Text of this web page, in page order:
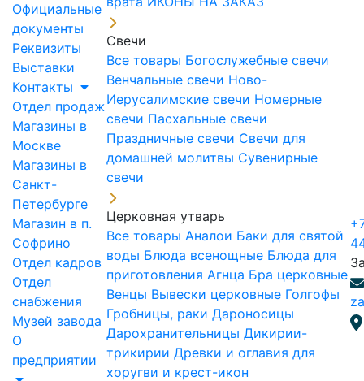
Официальные
документы
Реквизиты
Выставки
Контакты
Отдел продаж
Магазины в
Москве
Магазины в
Санкт-
Петербурге
Магазин в п.
Софрино
Отдел кадров
Отдел
снабжения
Музей завода
О
предприятии
Свечи
Все товары Богослужебные свечи
Венчальные свечи Ново-
Иерусалимские свечи Номерные
свечи Пасхальные свечи
Праздничные свечи Свечи для
домашней молитвы Сувенирные
свечи
Церковная утварь
Все товары Аналои Баки для святой
воды Блюда всенощные Блюда для
приготовления Агнца Бра церковные
Венцы Вывески церковные Голгофы
Гробницы, раки Дароносицы
Дарохранительницы Дикирии-
трикирии Древки и оглавия для
хоругви и крест-икон